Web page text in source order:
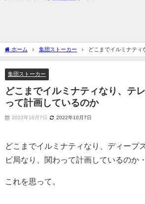
ホーム 集団ストーカー
どこまでイルミナティ
て計画しているのか
集団ストーカー
どこまでイルミナティなり、テ
って計画しているのか
2022年10月7日 2022年10月7日
どこまでイルミナティなり、ディープ
ビ局なり、関わって計画しているのか
これを思って。